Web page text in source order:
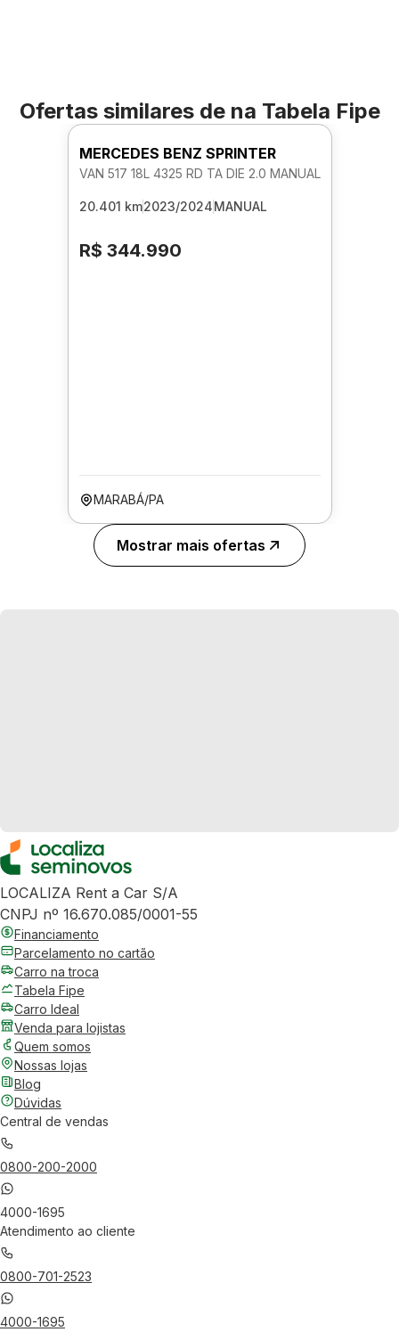
Ofertas similares de na Tabela Fipe
MERCEDES BENZ SPRINTER
VAN 517 18L 4325 RD TA DIE 2.0 MANUAL
20.401 km2023/2024MANUAL
R$ 344.990
MARABÁ/PA
Mostrar mais ofertas
LOCALIZA Rent a Car S/A
CNPJ nº 16.670.085/0001-55
Financiamento
Parcelamento no cartão
Carro na troca
Tabela Fipe
Carro Ideal
Venda para lojistas
Quem somos
Nossas lojas
Blog
Dúvidas
Central de vendas
0800-200-2000
4000-1695
Atendimento ao cliente
0800-701-2523
4000-1695